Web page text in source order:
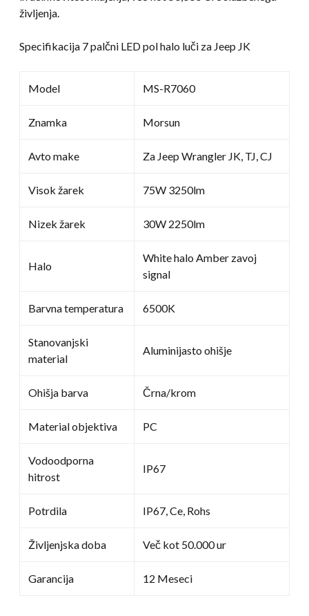
življenja.
Specifikacija 7 palčni LED pol halo luči za Jeep JK
Model MS-R7060
Znamka Morsun
Avto make Za Jeep Wrangler JK, TJ, CJ
Visok žarek 75W 3250lm
Nizek žarek 30W 2250lm
Halo
White halo Amber zavoj
signal
Barvna temperatura 6500K
Stanovanjski
material
Aluminijasto ohišje
Ohišja barva Črna/krom
Material objektiva PC
Vodoodporna
hitrost
IP67
Potrdila IP67, Ce, Rohs
Življenjska doba Več kot 50.000 ur
Garancija 12 Meseci